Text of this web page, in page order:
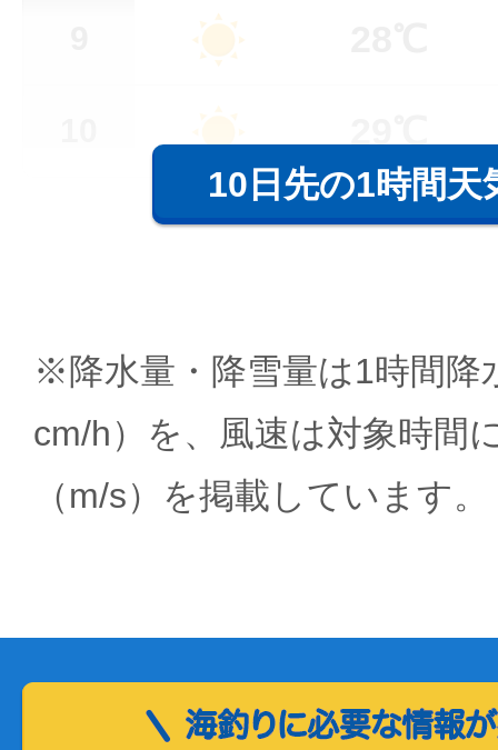
10日先の1時間天
※降水量・降雪量は1時間降
cm/h）を、風速は対象時間
（m/s）を掲載しています。